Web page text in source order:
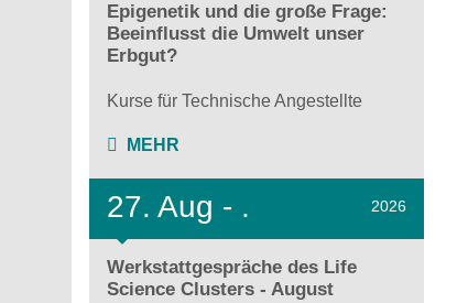
Epigenetik und die große Frage:
Beeinflusst die Umwelt unser
Erbgut?
Kurse für Technische Angestellte
MEHR
27. Aug - . 2026
Werkstattgespräche des Life
Science Clusters - August